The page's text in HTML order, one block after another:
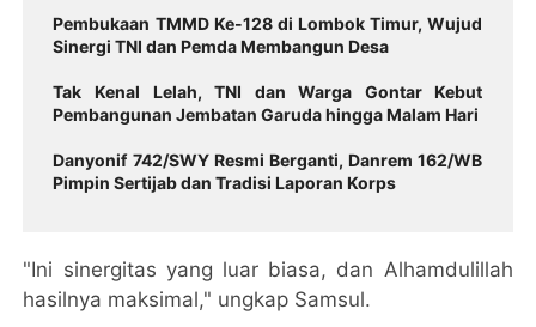
Pembukaan TMMD Ke-128 di Lombok Timur, Wujud
Sinergi TNI dan Pemda Membangun Desa
Tak Kenal Lelah, TNI dan Warga Gontar Kebut
Pembangunan Jembatan Garuda hingga Malam Hari
Danyonif 742/SWY Resmi Berganti, Danrem 162/WB
Pimpin Sertijab dan Tradisi Laporan Korps
"Ini sinergitas yang luar biasa, dan Alhamdulillah
hasilnya maksimal," ungkap Samsul.